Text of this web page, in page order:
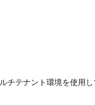
テナント環境を使用